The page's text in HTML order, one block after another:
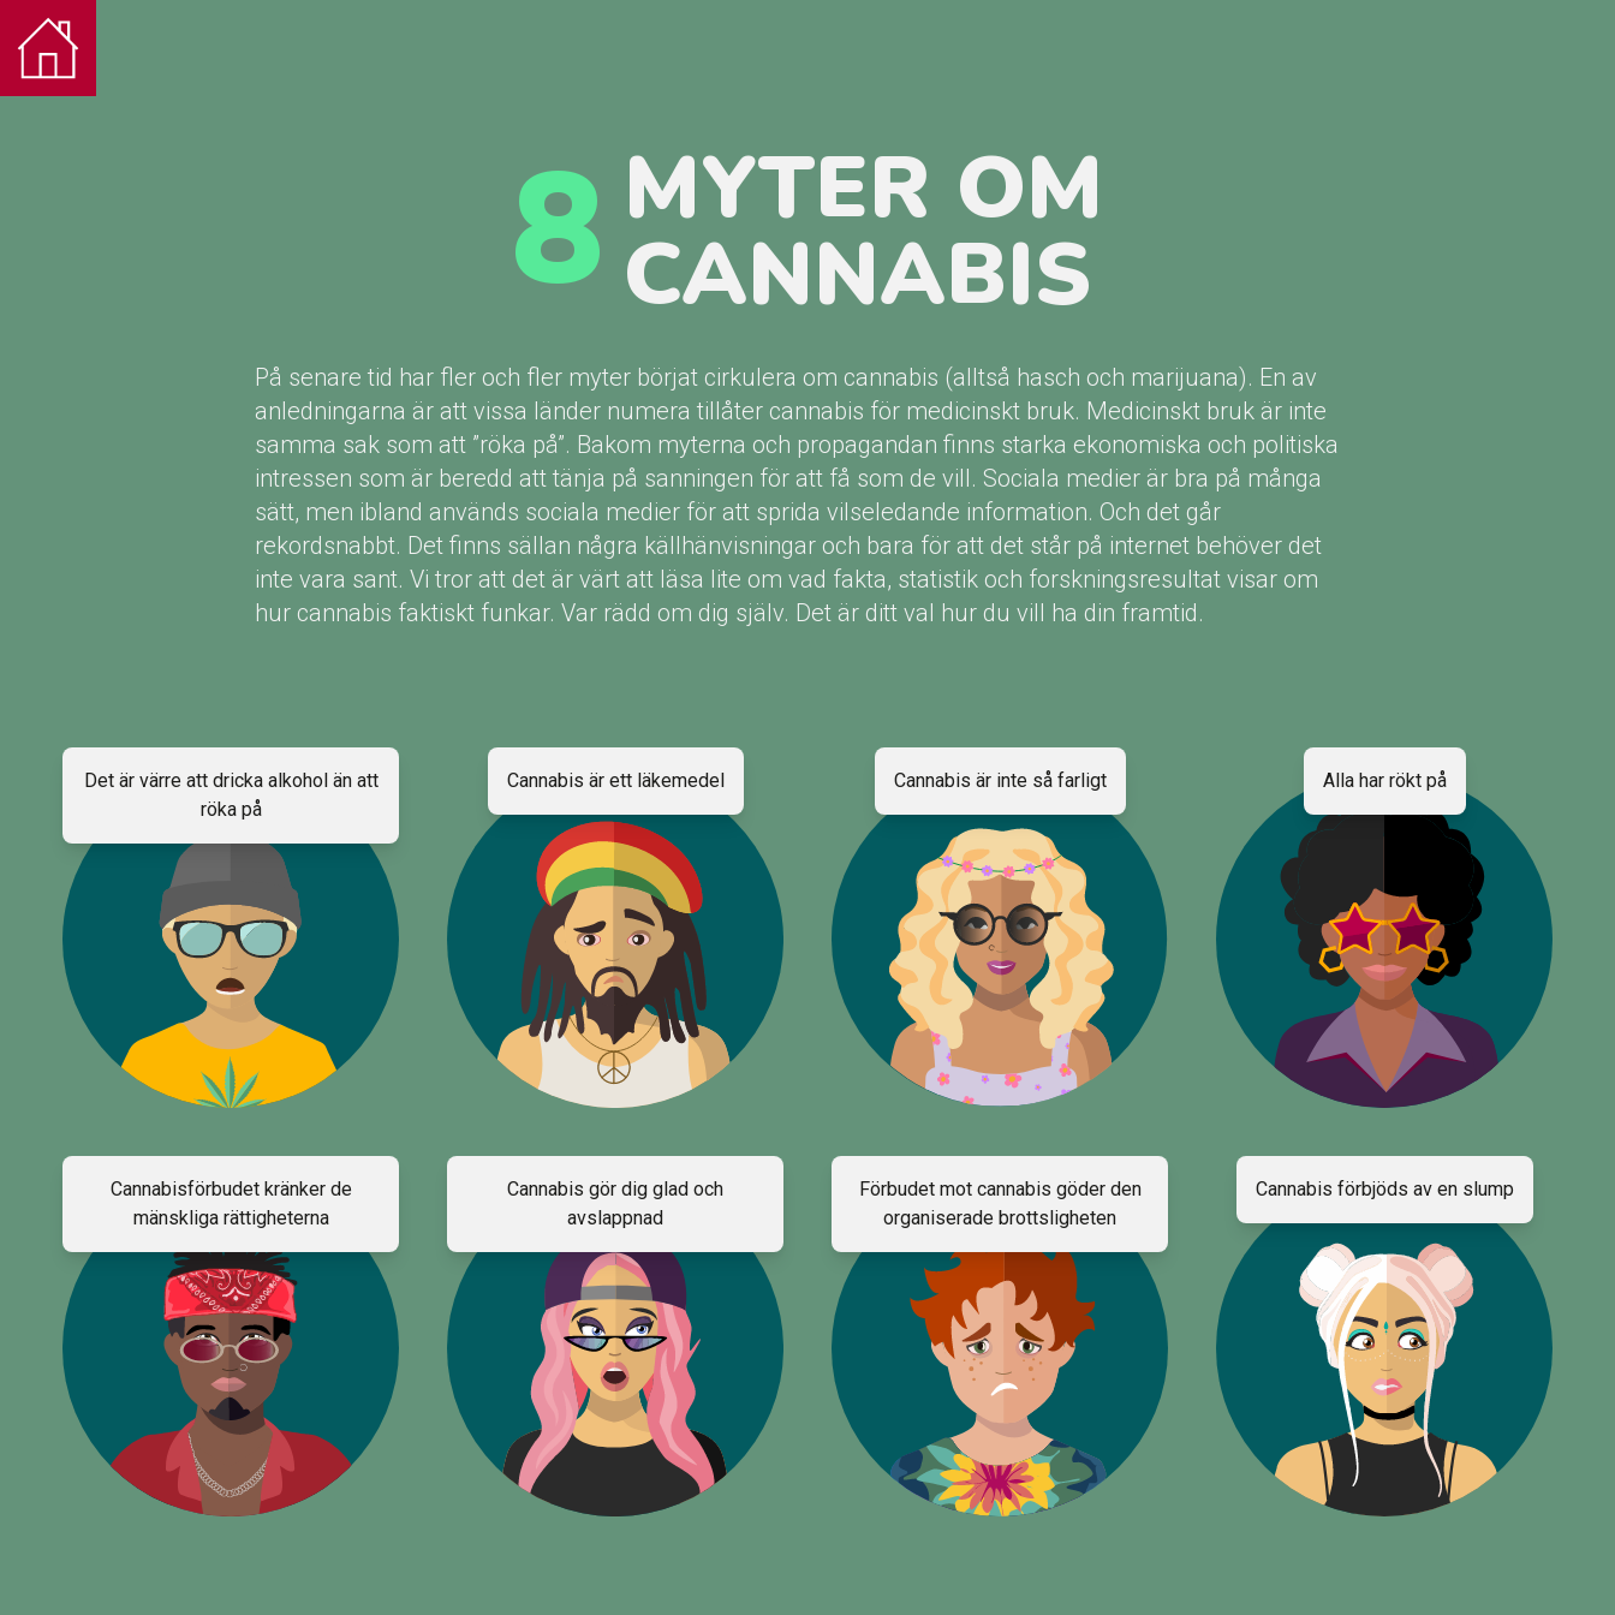
8 MYTER OM
CANNABIS
På senare tid har fler och fler myter börjat cirkulera om cannabis (alltså hasch och marijuana). En av
anledningarna är att vissa länder numera tillåter cannabis för medicinskt bruk. Medicinskt bruk är inte
samma sak som att ”röka på”. Bakom myterna och propagandan finns starka ekonomiska och politiska
intressen som är beredd att tänja på sanningen för att få som de vill. Sociala medier är bra på många
sätt, men ibland används sociala medier för att sprida vilseledande information. Och det går
rekordsnabbt. Det finns sällan några källhänvisningar och bara för att det står på internet behöver det
inte vara sant. Vi tror att det är värt att läsa lite om vad fakta, statistik och forskningsresultat visar om
hur cannabis faktiskt funkar. Var rädd om dig själv. Det är ditt val hur du vill ha din framtid.
Det är värre att dricka alkohol än att
röka på
Cannabis är ett läkemedel Cannabis är inte så farligt Alla har rökt på
Cannabisförbudet kränker de
mänskliga rättigheterna
Cannabis gör dig glad och
avslappnad
Förbudet mot cannabis göder den
organiserade brottsligheten
Cannabis förbjöds av en slump